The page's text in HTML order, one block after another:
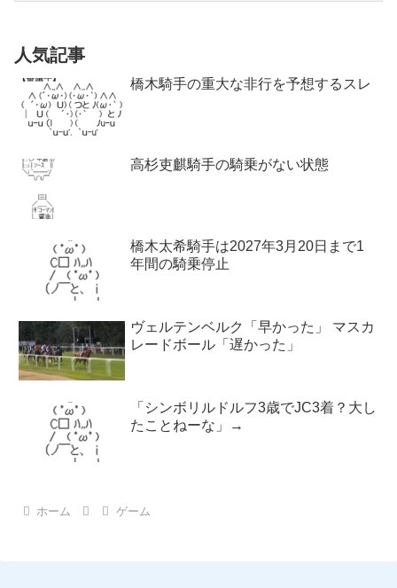
人気記事
橋木騎手の重大な非行を予想するスレ
高杉吏麒騎手の騎乗がない状態
橋木太希騎手は2027年3月20日まで1
年間の騎乗停止
ヴェルテンベルク「早かった」 マスカ
レードボール「遅かった」
「シンボリルドルフ3歳でJC3着？大し
たことねーな」→
ホーム ゲーム